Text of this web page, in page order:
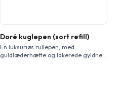
Doré kuglepen (sort refill)
En luksuriøs rullepen, med
guldlæderhætte og lakerede gyldne